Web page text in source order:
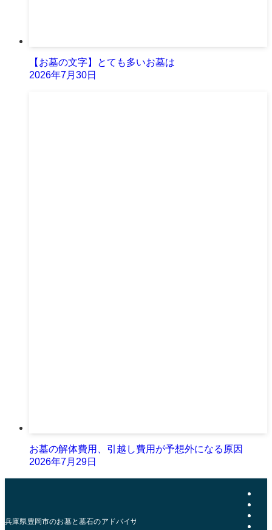
【お墓の文字】とても多いお墓は
2026年7月30日
お墓の解体費用、引越し費用が予想外になる原因
2026年7月29日
兵庫県豊岡市のお墓と墓石のアドバイザー | おおきた石材店